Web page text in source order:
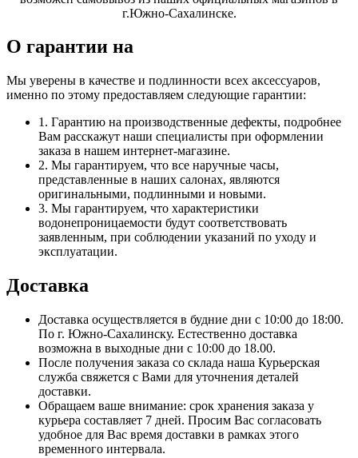
г.Южно-Сахалинске.
О гарантии на
Мы уверены в качестве и подлинности всех аксессуаров,
именно по этому предоставляем следующие гарантии:
1. Гарантию на производственные дефекты, подробнее
Вам расскажут наши специалисты при оформлении
заказа в нашем интернет-магазине.
2. Мы гарантируем, что все наручные часы,
представленные в наших салонах, являются
оригинальными, подлинными и новыми.
3. Мы гарантируем, что характеристики
водонепроницаемости будут соответствовать
заявленным, при соблюдении указаний по уходу и
эксплуатации.
Доставка
Доставка осуществляется в будние дни с 10:00 до 18:00.
По г. Южно-Сахалинску. Естественно доставка
возможна в выходные дни с 10:00 до 18.00.
После получения заказа со склада наша Курьерская
служба свяжется с Вами для уточнения деталей
доставки.
Обращаем ваше внимание: срок хранения заказа у
курьера составляет 7 дней. Просим Вас согласовать
удобное для Вас время доставки в рамках этого
временного интервала.